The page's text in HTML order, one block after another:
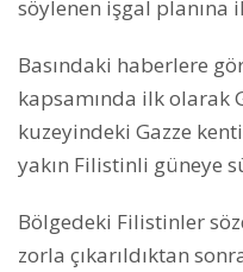
söylenen işgal planına
Basındaki haberlere
kapsamında ilk olarak
kuzeyindeki Gazze
yakın Filistinli güneye
Bölgedeki Filistinler
zorla çıkarıldıktan